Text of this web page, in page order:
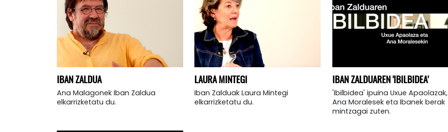
IBAN ZALDUA
Ana Malagonek Iban Zaldua
elkarrizketatu du.
LAURA MINTEGI
Iban Zalduak Laura Mintegi
elkarrizketatu du.
IBAN ZALDUAREN 'IBILBIDEA'
'Ibilbidea' ipuina Uxue Apaolazak,
Ana Moralesek eta Ibanek berak
mintzagai zuten.